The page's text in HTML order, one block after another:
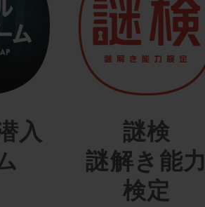
入
謎検
謎解き能
検定